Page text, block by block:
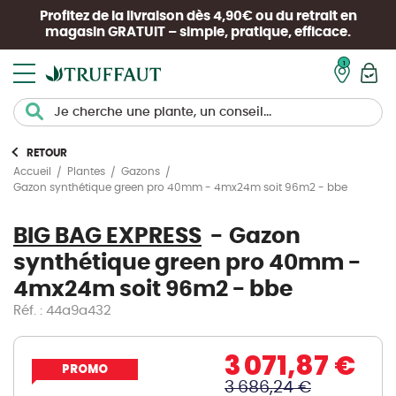
Profitez de la livraison dès 4,90€ ou du retrait en
magasin GRATUIT – simple, pratique, efficace.
RETOUR
Accueil
Plantes
Gazons
Gazon synthétique green pro 40mm - 4mx24m soit 96m2 - bbe
BIG BAG EXPRESS
Gazon
synthétique green pro 40mm -
4mx24m soit 96m2 - bbe
Réf. : 44a9a432
PROMO 3 071,87 €
3 686,24 €